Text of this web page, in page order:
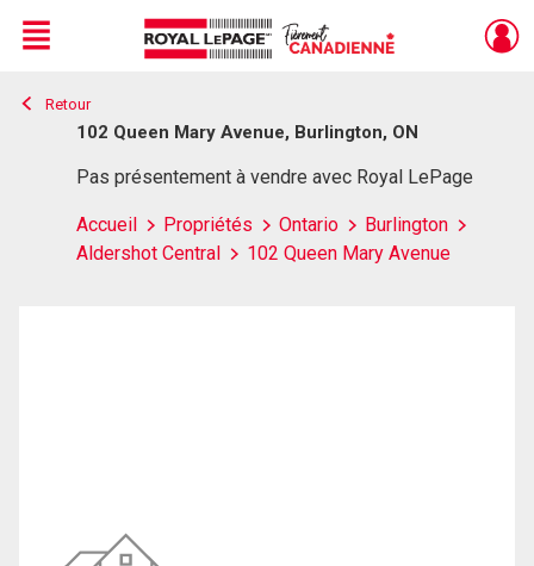
Live
En Direct
Menu
Retour
102 Queen Mary Avenue, Burlington, ON
Pas présentement à vendre avec Royal LePage
Accueil Propriétés Ontario
Burlington
Aldershot Central
102 Queen Mary Avenue